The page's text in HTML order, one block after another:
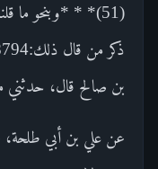
(51)* * *وبنحو ما
بن صالح قال، حدثني
عن علي بن أبي